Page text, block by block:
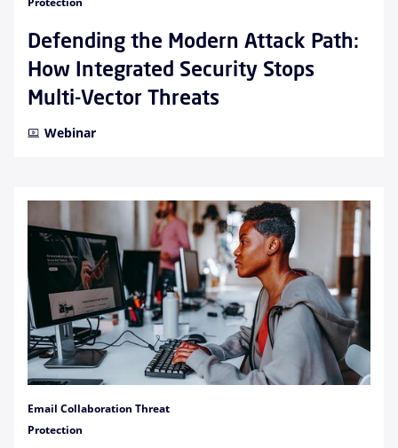
Defending the Modern Attack Path:
How Integrated Security Stops
Multi-Vector Threats
Webinar
Email Collaboration Threat
Protection